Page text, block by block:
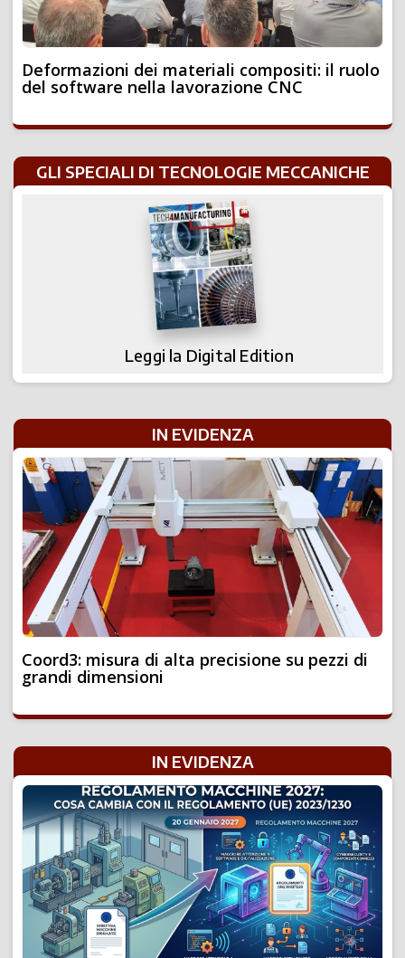
Deformazioni dei materiali compositi: il ruolo
del software nella lavorazione CNC
GLI SPECIALI DI TECNOLOGIE MECCANICHE
Leggi la Digital Edition
IN EVIDENZA
Coord3: misura di alta precisione su pezzi di
grandi dimensioni
IN EVIDENZA